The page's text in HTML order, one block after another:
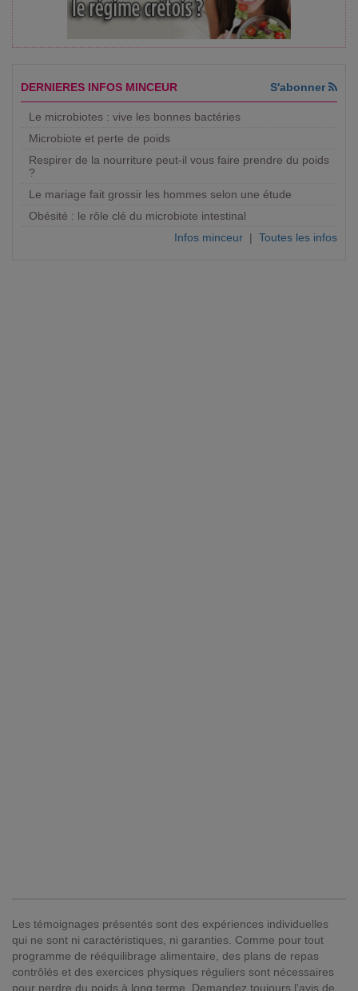
DERNIERES INFOS MINCEUR S'abonner
Le microbiotes : vive les bonnes bactéries
Microbiote et perte de poids
Respirer de la nourriture peut-il vous faire prendre du poids
?
Le mariage fait grossir les hommes selon une étude
Obésité : le rôle clé du microbiote intestinal
Infos minceur | Toutes les infos
Les témoignages présentés sont des expériences individuelles
qui ne sont ni caractéristiques, ni garanties. Comme pour tout
programme de rééquilibrage alimentaire, des plans de repas
contrôlés et des exercices physiques réguliers sont nécessaires
pour perdre du poids à long terme. Demandez toujours l'avis de